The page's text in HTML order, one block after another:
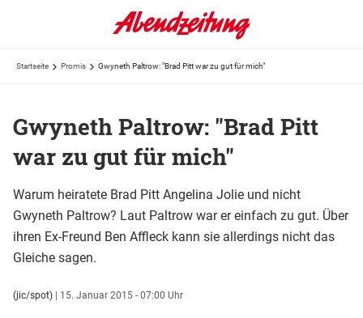
Startseite Promis Gwyneth Paltrow: "Brad Pitt war zu gut für mich"
Gwyneth Paltrow: "Brad Pitt
war zu gut für mich"
Warum heiratete Brad Pitt Angelina Jolie und nicht
Gwyneth Paltrow? Laut Paltrow war er einfach zu gut. Über
ihren Ex-Freund Ben Affleck kann sie allerdings nicht das
Gleiche sagen.
(jic/spot) | 15. Januar 2015 - 07:00 Uhr